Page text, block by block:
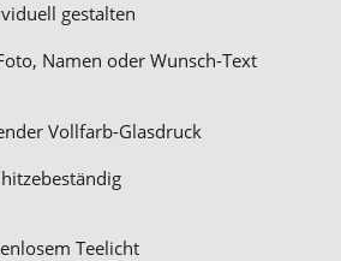
gestalten
Namen oder Wunsch-Text
Vollfarb-Glasdruck
Teelicht